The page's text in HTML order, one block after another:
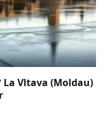
La Vltava (Moldau)